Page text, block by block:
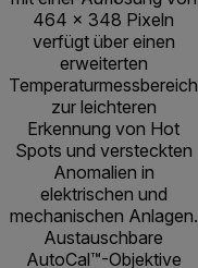
464 × 348 Pixeln
verfügt über einen
erweiterten
Temperaturmessbereich
zur leichteren
Erkennung von Hot
Spots und versteckten
Anomalien in
elektrischen und
mechanischen Anlagen.
Austauschbare
AutoCal™-Objektive